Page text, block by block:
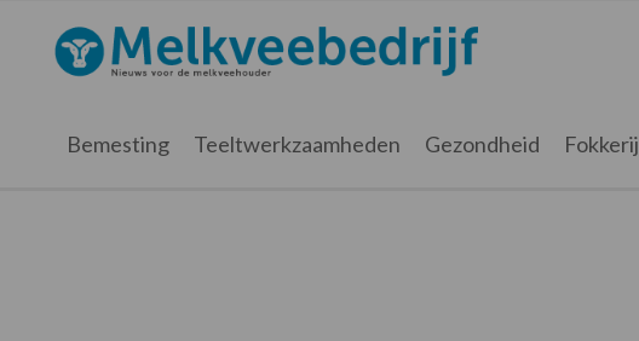
hoofdnavigatie
hoofd
eerste
voettekst
Melkveebedrijf.nl
Bemesting Teeltwerkzaamheden Gezondheid Fokkerij